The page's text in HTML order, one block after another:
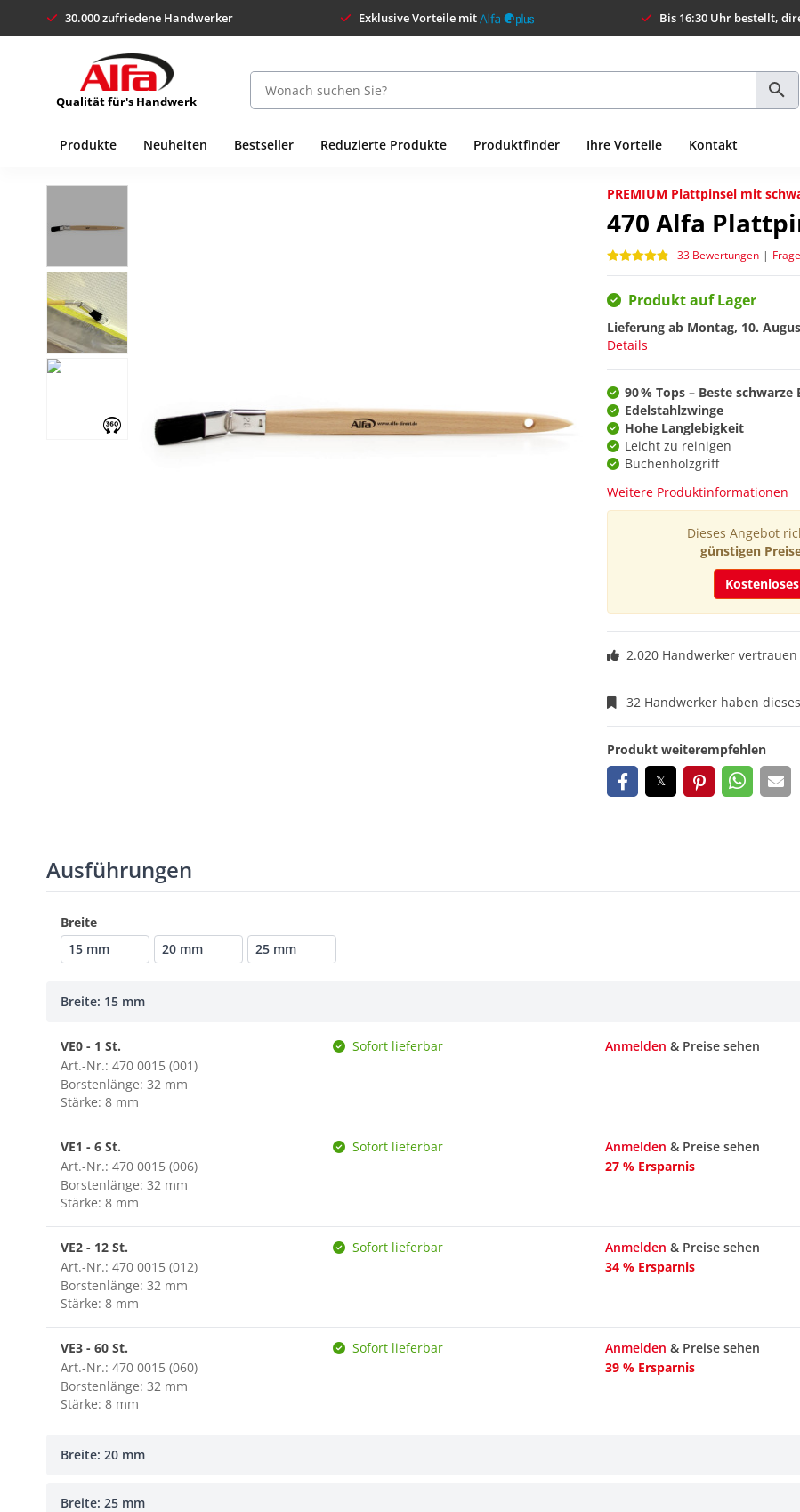
30.000 zufriedene Handwerker Exklusive Vorteile mit Bis 16:30 Uhr bestellt,
Qualität für's Handwerk
Produkte Neuheiten Bestseller Reduzierte Produkte Produktfinder Ihre Vorteile Kontakt
PREMIUM Plattpinsel mit
470 Alfa
33 Bewertungen |
Produkt auf Lager
Lieferung ab Montag, 10.
Details
90 % Tops – Beste schwarze
Edelstahlzwinge
Hohe Langlebigkeit
Leicht zu reinigen
Buchenholzgriff
Weitere Produktinformationen
Dieses Angebot
günstigen
2.020 Handwerker
32 Handwerker haben
Produkt weiterempfehlen
Ausführungen
Breite
15 mm
20 mm 25 mm
Breite: 15 mm
VE0 - 1 St.
Art.-Nr.: 470 0015 (001)
Borstenlänge: 32 mm
Stärke: 8 mm
Sofort lieferbar Anmelden & Preise sehen
VE1 - 6 St.
Art.-Nr.: 470 0015 (006)
Borstenlänge: 32 mm
Stärke: 8 mm
Sofort lieferbar Anmelden & Preise sehen
27 % Ersparnis
VE2 - 12 St.
Art.-Nr.: 470 0015 (012)
Borstenlänge: 32 mm
Stärke: 8 mm
Sofort lieferbar Anmelden & Preise sehen
34 % Ersparnis
VE3 - 60 St.
Art.-Nr.: 470 0015 (060)
Borstenlänge: 32 mm
Stärke: 8 mm
Sofort lieferbar Anmelden & Preise sehen
39 % Ersparnis
Breite: 20 mm
Breite: 25 mm